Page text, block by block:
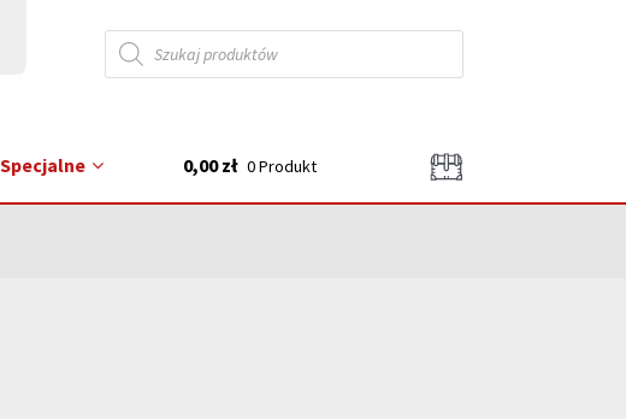
Wyszukiwarka
produktów
Specjalne 0,00 zł 0 Produkt